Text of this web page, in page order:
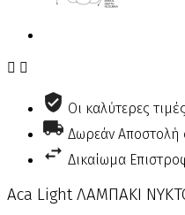
 
Οι καλύτερες
Δωρεάν Αποστολή
Δικαίωμα
Aca Light ΛΑΜΠΑΚΙ